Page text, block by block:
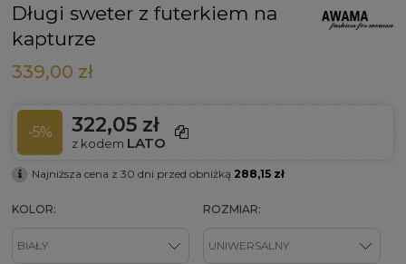
Długi sweter z futerkiem na
kapturze
339,00 zł
-5% 322,05 zł
z kodem LATO
Najniższa cena z 30 dni przed obniżką 288,15 zł
KOLOR: ROZMIAR: